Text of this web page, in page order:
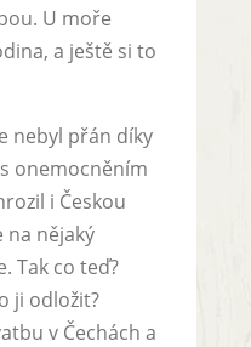
U moře
a ještě si to
nebyl přán díky
onemocněním
i Českou
na nějaký
Tak co teď?
ji odložit?
v Čechách a